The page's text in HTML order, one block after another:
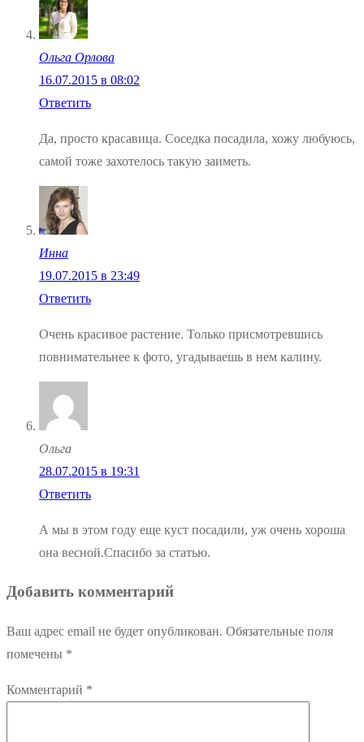
Ольга Орлова
16.07.2015 в 08:02
Ответить
Да, просто красавица. Соседка посадила, хожу любуюсь,
самой тоже захотелось такую заиметь.
Инна
19.07.2015 в 23:49
Ответить
Очень красивое растение. Только присмотревшись
повнимательнее к фото, угадываешь в нем калину.
Ольга
28.07.2015 в 19:31
Ответить
А мы в этом году еще куст посадили, уж очень хороша
она весной.Спасибо за статью.
Добавить комментарий
Ваш адрес email не будет опубликован. Обязательные поля
помечены *
Комментарий *